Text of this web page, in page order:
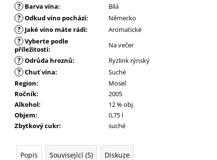
? Barva vína: Bílá
? Odkud víno pochází: Německo
? Jaké víno máte rádi: Aromatické
? Vyberte podle
příležitosti: Na večer
? Odrůda hroznů: Ryzlink rýnský
? Chuť vína:
Suché
Region:
Mosel
Ročník:
2005
Alkohol:
12 % obj.
Objem:
0,75 l
Zbytkový cukr: suché
Popis Související (5) Diskuze